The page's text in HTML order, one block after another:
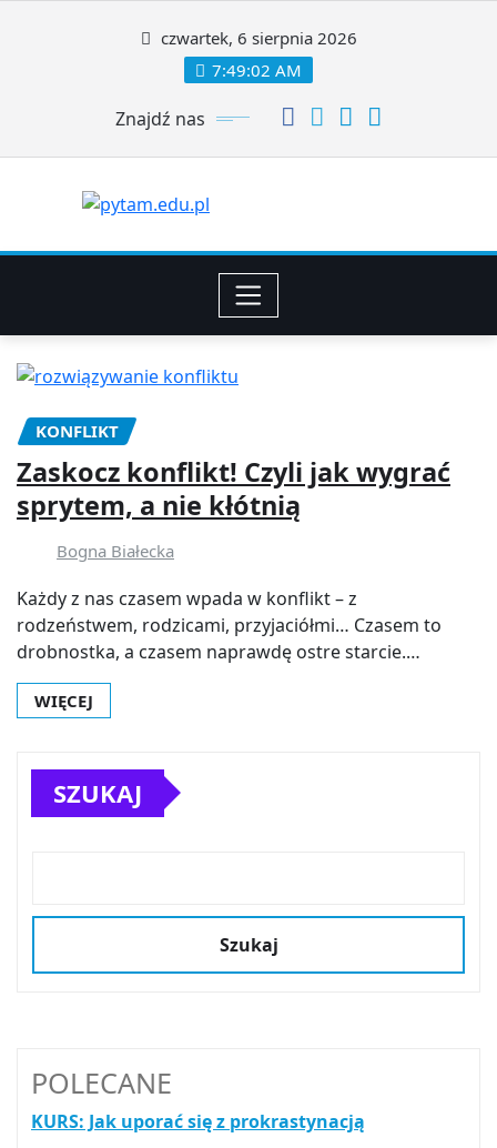
czwartek, 6 sierpnia 2026
7:49:03 AM
Znajdź nas
KONFLIKT
Zaskocz konflikt! Czyli jak wygrać
sprytem, a nie kłótnią
Bogna Białecka
Każdy z nas czasem wpada w konflikt – z
rodzeństwem, rodzicami, przyjaciółmi… Czasem to
drobnostka, a czasem naprawdę ostre starcie.…
WIĘCEJ
SZUKAJ
Szukaj
POLECANE
KURS: Jak uporać się z prokrastynacją